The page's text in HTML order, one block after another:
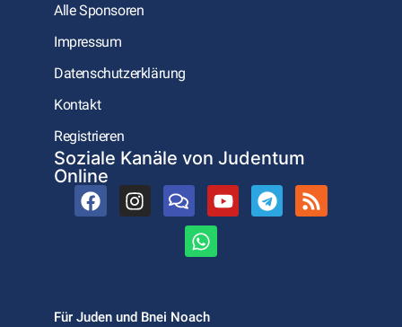
Alle Sponsoren
Impressum
Datenschutzerklärung
Kontakt
Registrieren
Soziale Kanäle von Judentum
Online
Für Juden und Bnei Noach